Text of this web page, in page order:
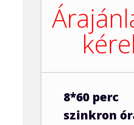
8*60 perc
szinkron